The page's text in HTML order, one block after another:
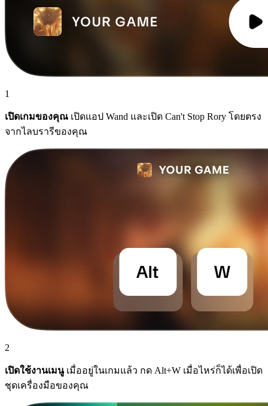
1
เปิดเกมของคุณ เปิดแอป Wand และเปิด Can't Stop Rory โดยตรง
จากไลบรารีของคุณ
2
เปิดใช้งานเมนูเมื่ออยู่ในเกมแล้ว กด Alt+W เมื่อไหร่ก็ได้เพื่อเปิด
ชุดเครื่องมือของคุณ